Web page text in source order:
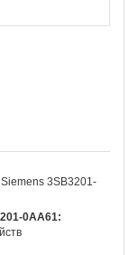
Siemens 3SB3201-
0AA61: